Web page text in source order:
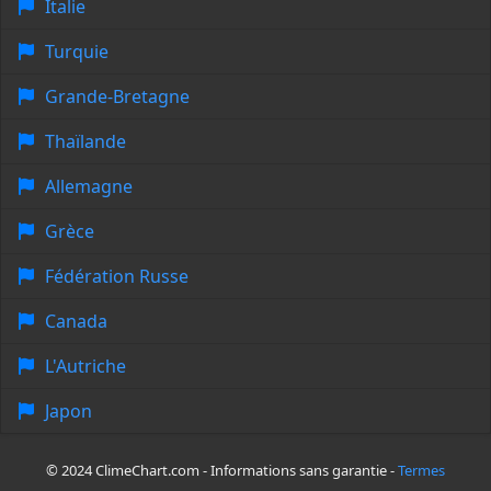
Italie
Turquie
Grande-Bretagne
Thaïlande
Allemagne
Grèce
Fédération Russe
Canada
L'Autriche
Japon
© 2024 ClimeChart.com - Informations sans garantie -Termes